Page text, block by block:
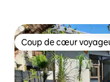
Coup de cœur
Coup de cœur